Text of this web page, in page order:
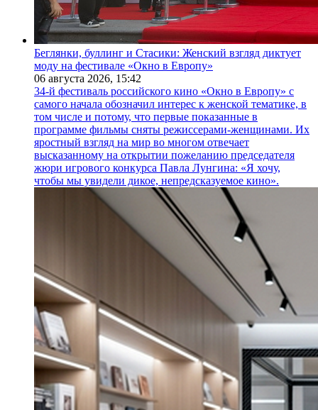
Беглянки, буллинг и Стасики: Женский взгляд диктует
моду на фестивале «Окно в Европу»
06 августа 2026, 15:42
34-й фестиваль российского кино «Окно в Европу» с
самого начала обозначил интерес к женской тематике, в
том числе и потому, что первые показанные в
программе фильмы сняты режиссерами-женщинами. Их
яростный взгляд на мир во многом отвечает
высказанному на открытии пожеланию председателя
жюри игрового конкурса Павла Лунгина: «Я хочу,
чтобы мы увидели дикое, непредсказуемое кино».